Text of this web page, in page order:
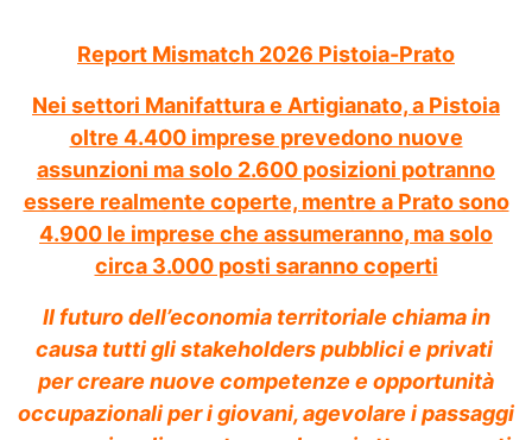
Report Mismatch 2026 Pistoia-Prato
Nei settori Manifattura e Artigianato, a Pistoia
oltre 4.400 imprese prevedono nuove
assunzioni ma solo 2.600 posizioni potranno
essere realmente coperte, mentre a Prato sono
4.900 le imprese che assumeranno, ma solo
circa 3.000 posti saranno coperti
Il futuro dell’economia territoriale chiama in
causa tutti gli stakeholders pubblici e privati
per creare nuove competenze e opportunità
occupazionali per i giovani, agevolare i passaggi